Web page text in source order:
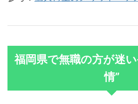
福岡県で無職の方が迷
情”